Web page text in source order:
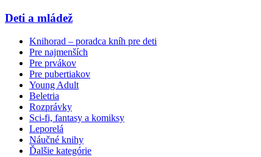
Deti a mládež
Knihorad – poradca kníh pre deti
Pre najmenších
Pre prvákov
Pre pubertiakov
Young Adult
Beletria
Rozprávky
Sci-fi, fantasy a komiksy
Leporelá
Náučné knihy
Ďalšie kategórie